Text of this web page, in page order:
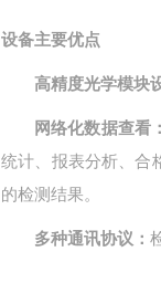
设备主要优点
高精度光学模块
网络化数据查看
统计、报表分析、合
的检测结果。
多种通讯协议：